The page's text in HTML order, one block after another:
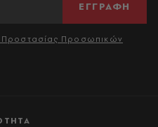
ΕΓΓΡΑΦΗ
Προστασίας Προσωπικών